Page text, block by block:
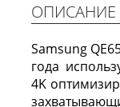
ОПИСАНИЕ
Samsung
года
4K